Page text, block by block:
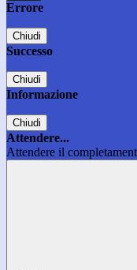
Errore
Chiudi
Successo
Chiudi
Informazione
Chiudi
Attendere...
Attendere il